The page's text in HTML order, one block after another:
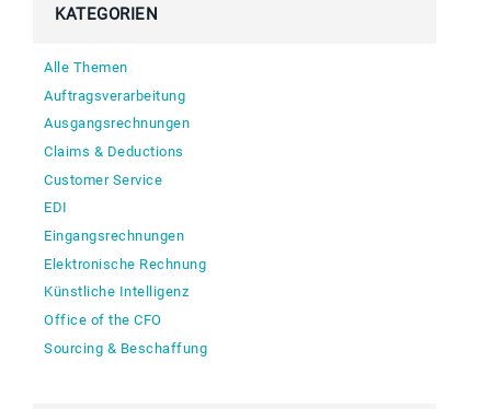
KATEGORIEN
Alle Themen
Auftragsverarbeitung
Ausgangsrechnungen
Claims & Deductions
Customer Service
EDI
Eingangsrechnungen
Elektronische Rechnung
Künstliche Intelligenz
Office of the CFO
Sourcing & Beschaffung